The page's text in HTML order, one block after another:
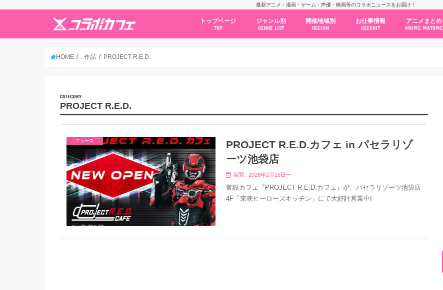
最新アニメ・漫画・ゲーム・声優・映画等のコラボニュースをお届け！
トップページ
TOP
ジャンル別
GENRE LIST
開催地域別
REGION
お仕事情報
RECRUIT
アニメまとめ
ANIME MATOME
HOME . 作品 PROJECT R.E.D.
CATEGORY
PROJECT R.E.D.
ニュース
PROJECT R.E.D.カフェ in パセラリゾ
ーツ池袋店
期間 : 2026年2月15日〜
常設カフェ『PROJECT R.E.D.カフェ』が、パセラリゾーツ池袋店
4F「東映ヒーローズキッチン」にて大好評営業中!